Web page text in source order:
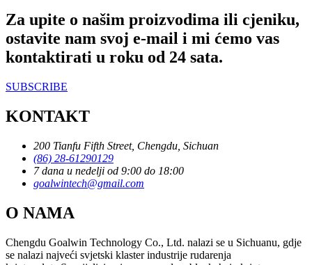
Za upite o našim proizvodima ili cjeniku,
ostavite nam svoj e-mail i mi ćemo vas
kontaktirati u roku od 24 sata.
SUBSCRIBE
KONTAKT
200 Tianfu Fifth Street, Chengdu, Sichuan
(86) 28-61290129
7 dana u nedelji od 9:00 do 18:00
goalwintech@gmail.com
O NAMA
Chengdu Goalwin Technology Co., Ltd. nalazi se u Sichuanu, gdje
se nalazi najveći svjetski klaster industrije rudarenja